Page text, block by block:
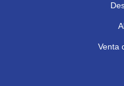
Venta